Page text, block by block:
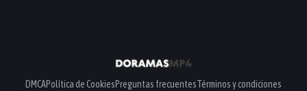
DMCAPolítica de CookiesPreguntas frecuentesTérminos y condiciones